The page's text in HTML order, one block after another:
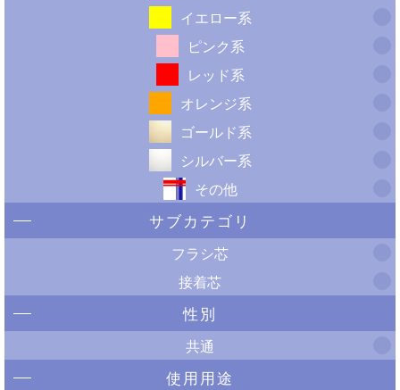
イエロー系
ピンク系
レッド系
オレンジ系
ゴールド系
シルバー系
その他
サブカテゴリ
フラシ芯
接着芯
性別
共通
使用用途